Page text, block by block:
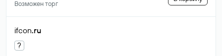
Возможен торг
ifcon.ru
?